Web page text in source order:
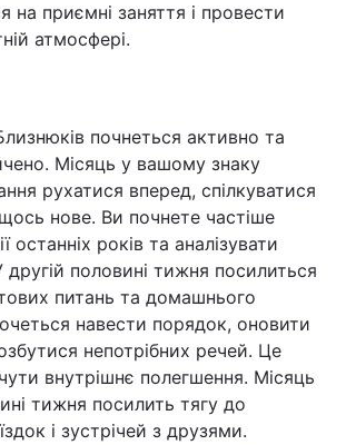
на приємні заняття і провести
атмосфері.
почнеться активно та
Місяць у вашому знаку
рухатися вперед, спілкуватися
нове. Ви почнете частіше
останніх років та аналізувати
другій половині тижня посилиться
питань та домашнього
навести порядок, оновити
непотрібних речей. Це
внутрішнє полегшення. Місяць
тижня посилить тягу до
і зустрічей з друзями.